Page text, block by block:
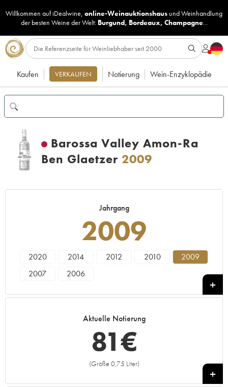
Willkommen auf iDealwine, online-Weinauktionshaus undWeinhandlung
der besten Weine der Welt: Burgund, Bordeaux, Champagne...
Kaufen VERKAUFEN Notierung Wein-Enzyklopädie
Barossa Valley Amon-Ra
Ben Glaetzer 2009
Jahrgang
2009
2020 2014 2012 2010
2009
2007
2006
Aktuelle Notierung
81€
(Größe 0,75 Liter)
+